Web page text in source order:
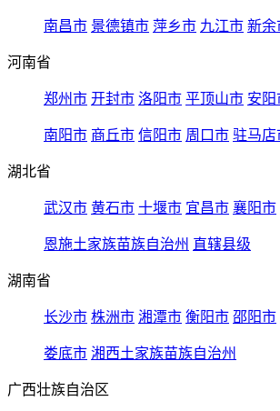
南昌市 景德镇市 萍乡市 九江市 新余
河南省
郑州市 开封市 洛阳市 平顶山市 安阳
南阳市 商丘市 信阳市 周口市 驻马店
湖北省
武汉市 黄石市 十堰市 宜昌市 襄阳市
恩施土家族苗族自治州 直辖县级
湖南省
长沙市 株洲市 湘潭市 衡阳市 邵阳市
娄底市 湘西土家族苗族自治州
广西壮族自治区